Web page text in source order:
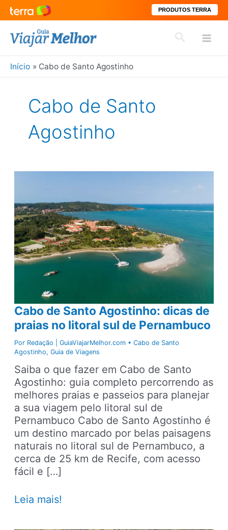
PRODUTOS TERRA
para
conteúdo
Pesquisar
Início Cabo de Santo Agostinho
Cabo de Santo
Agostinho
Cabo de Santo Agostinho: dicas de
praias no litoral sul de Pernambuco
Por Redação | GuiaViajarMelhor.com •Cabo de Santo
Agostinho,Guia de Viagens
Saiba o que fazer em Cabo de Santo
Agostinho: guia completo percorrendo as
melhores praias e passeios para planejar
a sua viagem pelo litoral sul de
Pernambuco Cabo de Santo Agostinho é
um destino marcado por belas paisagens
naturais no litoral sul de Pernambuco, a
cerca de 25 km de Recife, com acesso
fácil e […]
Cabo
Leia mais!